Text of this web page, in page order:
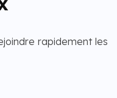
rapidement les